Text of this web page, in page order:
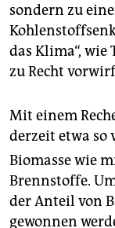
sondern zu
das Klima“,
zu Recht
Mit einem
derzeit etwa so
Biomasse wie
Brennstoffe.
der Anteil von
gewonnen